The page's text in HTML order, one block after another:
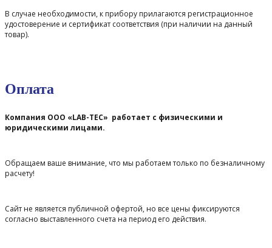
В случае необходимости, к прибору прилагаются регистрационное
удостоверение и сертификат соответствия (при наличии на данный
товар).
Оплата
Компания ООО «LAB-TEC» работает с физическими и
юридическими лицами.
Обращаем ваше внимание, что мы работаем только по безналичному
расчету!
Сайт не является публичной офертой, но все цены фиксируются
согласно выставленного счета на период его действия.